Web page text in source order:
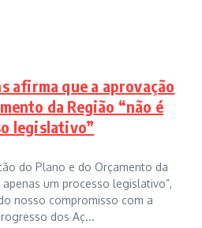
afirma que a aprovação
da Região “não é
legislativo”
do Plano e do Orçamento da
um processo legislativo”,
nosso compromisso com a
dos Aç...